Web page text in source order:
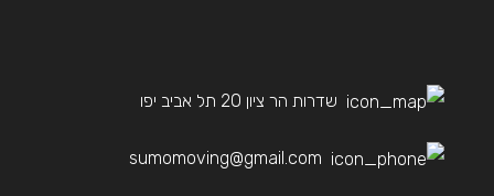
שדרות הר ציון 20 תל אביב יפו
sumomoving@gmail.com